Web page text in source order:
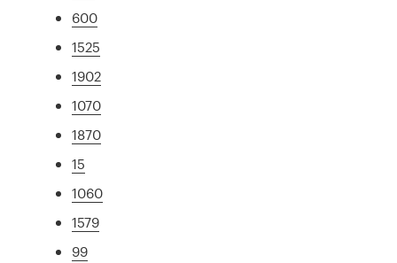
600
1525
1902
1070
1870
15
1060
1579
99